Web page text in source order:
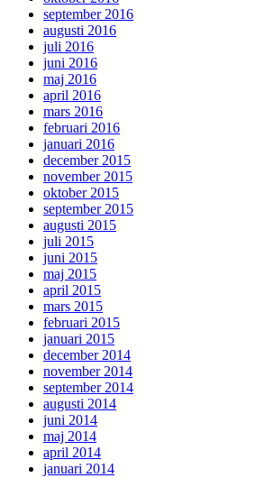
september 2016
augusti 2016
juli 2016
juni 2016
maj 2016
april 2016
mars 2016
februari 2016
januari 2016
december 2015
november 2015
oktober 2015
september 2015
augusti 2015
juli 2015
juni 2015
maj 2015
april 2015
mars 2015
februari 2015
januari 2015
december 2014
november 2014
september 2014
augusti 2014
juni 2014
maj 2014
april 2014
januari 2014